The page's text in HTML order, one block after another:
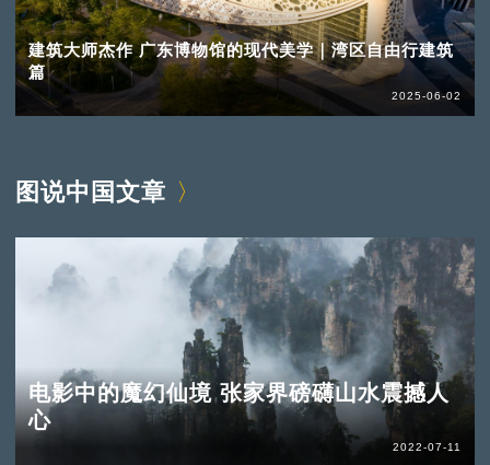
建筑大师杰作 广东博物馆的现代美学｜湾区自由行建筑
篇
2025-06-02
图说中国文章
电影中的魔幻仙境 张家界磅礴山水震撼人
心
2022-07-11